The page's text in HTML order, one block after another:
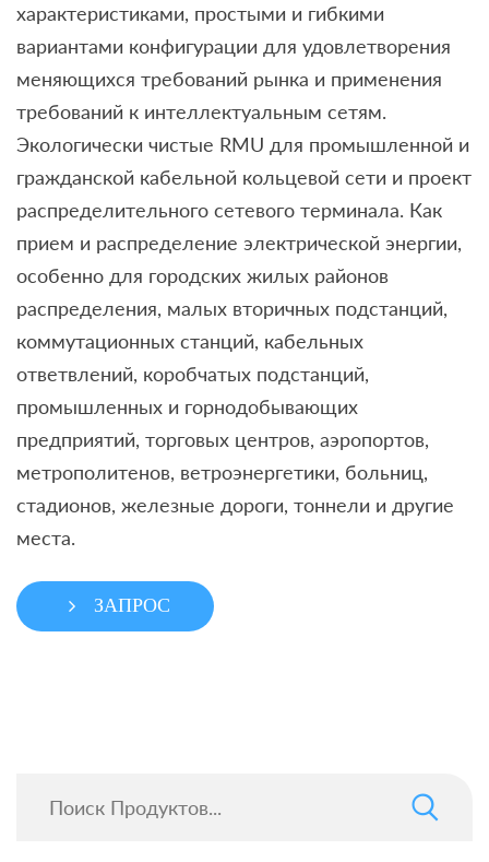
характеристиками, простыми и гибкими
вариантами конфигурации для удовлетворения
меняющихся требований рынка и применения
требований к интеллектуальным сетям.
Экологически чистые RMU для промышленной и
гражданской кабельной кольцевой сети и проект
распределительного сетевого терминала. Как
прием и распределение электрической энергии,
особенно для городских жилых районов
распределения, малых вторичных подстанций,
коммутационных станций, кабельных
ответвлений, коробчатых подстанций,
промышленных и горнодобывающих
предприятий, торговых центров, аэропортов,
метрополитенов, ветроэнергетики, больниц,
стадионов, железные дороги, тоннели и другие
места.
ЗАПРОС